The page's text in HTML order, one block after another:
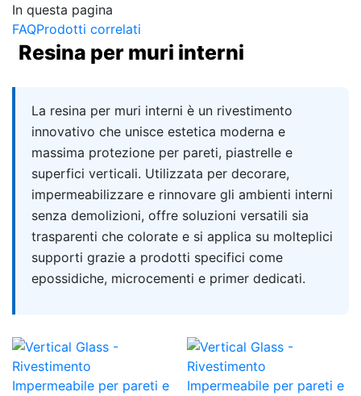
In questa pagina
FAQProdotti correlati
Resina per muri interni
Quick answer
La resina per muri interni è un rivestimento
innovativo che unisce estetica moderna e
massima protezione per pareti, piastrelle e
superfici verticali. Utilizzata per decorare,
impermeabilizzare e rinnovare gli ambienti interni
senza demolizioni, offre soluzioni versatili sia
trasparenti che colorate e si applica su molteplici
supporti grazie a prodotti specifici come
epossidiche, microcementi e primer dedicati.